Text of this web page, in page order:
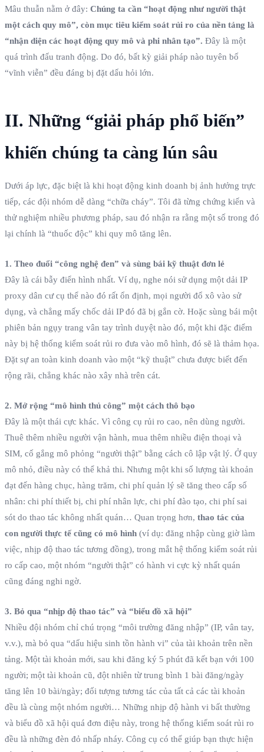
Mâu thuẫn nằm ở đây: Chúng ta cần “hoạt động như người thật
một cách quy mô”, còn mục tiêu kiểm soát rủi ro của nền tảng là
“nhận diện các hoạt động quy mô và phi nhân tạo”. Đây là một
quá trình đấu tranh động. Do đó, bất kỳ giải pháp nào tuyên bố
“vĩnh viễn” đều đáng bị đặt dấu hỏi lớn.
II. Những “giải pháp phổ biến”
khiến chúng ta càng lún sâu
Dưới áp lực, đặc biệt là khi hoạt động kinh doanh bị ảnh hưởng trực
tiếp, các đội nhóm dễ dàng “chữa cháy”. Tôi đã từng chứng kiến và
thử nghiệm nhiều phương pháp, sau đó nhận ra rằng một số trong đó
lại chính là “thuốc độc” khi quy mô tăng lên.
1. Theo đuổi “công nghệ đen” và sùng bái kỹ thuật đơn lẻ
Đây là cái bẫy điển hình nhất. Ví dụ, nghe nói sử dụng một dải IP
proxy dân cư cụ thể nào đó rất ổn định, mọi người đổ xô vào sử
dụng, và chẳng mấy chốc dải IP đó đã bị gắn cờ. Hoặc sùng bái một
phiên bản ngụy trang vân tay trình duyệt nào đó, một khi đặc điểm
này bị hệ thống kiểm soát rủi ro đưa vào mô hình, đó sẽ là thảm họa.
Đặt sự an toàn kinh doanh vào một “kỹ thuật” chưa được biết đến
rộng rãi, chẳng khác nào xây nhà trên cát.
2. Mở rộng “mô hình thủ công” một cách thô bạo
Đây là một thái cực khác. Vì công cụ rủi ro cao, nên dùng người.
Thuê thêm nhiều người vận hành, mua thêm nhiều điện thoại và
SIM, cố gắng mô phỏng “người thật” bằng cách cô lập vật lý. Ở quy
mô nhỏ, điều này có thể khả thi. Nhưng một khi số lượng tài khoản
đạt đến hàng chục, hàng trăm, chi phí quản lý sẽ tăng theo cấp số
nhân: chi phí thiết bị, chi phí nhân lực, chi phí đào tạo, chi phí sai
sót do thao tác không nhất quán… Quan trọng hơn, thao tác của
con người thực tế cũng có mô hình (ví dụ: đăng nhập cùng giờ làm
việc, nhịp độ thao tác tương đồng), trong mắt hệ thống kiểm soát rủi
ro cấp cao, một nhóm “người thật” có hành vi cực kỳ nhất quán
cũng đáng nghi ngờ.
3. Bỏ qua “nhịp độ thao tác” và “biểu đồ xã hội”
Nhiều đội nhóm chỉ chú trọng “môi trường đăng nhập” (IP, vân tay,
v.v.), mà bỏ qua “dấu hiệu sinh tồn hành vi” của tài khoản trên nền
tảng. Một tài khoản mới, sau khi đăng ký 5 phút đã kết bạn với 100
người; một tài khoản cũ, đột nhiên từ trung bình 1 bài đăng/ngày
tăng lên 10 bài/ngày; đối tượng tương tác của tất cả các tài khoản
đều là cùng một nhóm người… Những nhịp độ hành vi bất thường
và biểu đồ xã hội quá đơn điệu này, trong hệ thống kiểm soát rủi ro
đều là những đèn đỏ nhấp nháy. Công cụ có thể giúp bạn thực hiện